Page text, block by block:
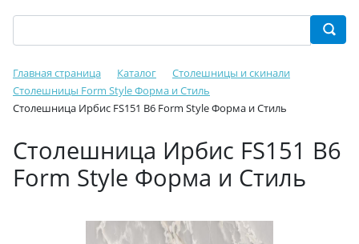
Главная страница Каталог
Столешницы и скинали
Столешницы Form Style Форма и Стиль
Столешница Ирбис FS151 B6 Form Style Форма и Стиль
Столешница Ирбис FS151 B6
Form Style Форма и Стиль